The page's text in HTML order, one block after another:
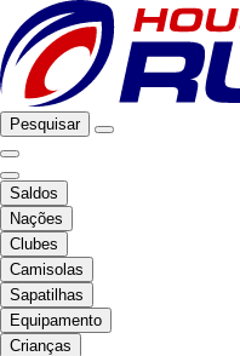
Pesquisar
Saldos
Nações
Clubes
Camisolas
Sapatilhas
Equipamento
Crianças